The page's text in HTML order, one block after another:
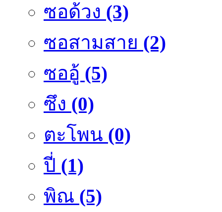
ซอด้วง (3)
ซอสามสาย (2)
ซออู้ (5)
ซึง (0)
ตะโพน (0)
ปี่ (1)
พิณ (5)